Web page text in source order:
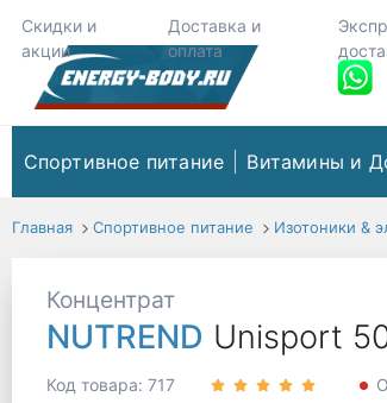
Скидки и
акции
Доставка и
оплата
Спортивное питание Витамины и
Главная Спортивное питание Изотоники &
Концентрат
NUTREND Unisport
Код товара: 717